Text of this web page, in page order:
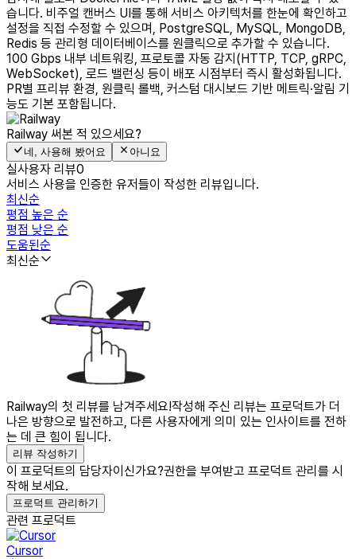
습니다. 비주얼 캔버스 UI를 통해 서비스 아키텍처를 한눈에 확인하고
설정을 직접 수정할 수 있으며, PostgreSQL, MySQL, MongoDB,
Redis 등 관리형 데이터베이스를 원클릭으로 추가할 수 있습니다.
100 Gbps 내부 네트워킹, 프로토콜 자동 감지(HTTP, TCP, gRPC,
WebSocket), 로드 밸런싱 등이 배포 시점부터 즉시 활성화됩니다.
PR별 프리뷰 환경, 원클릭 롤백, 커스텀 대시보드 기반 메트릭·알림 기
능도 기본 포함됩니다.
Railway 써본 적 있으세요?
네, 사용해 봤어요 아니요
실사용자 리뷰0
서비스 사용을 인증한 유저들이 작성한 리뷰입니다.
최신순
평점 높은 순
평점 낮은 순
도움된순
최신순
Railway의 첫 리뷰를 남겨주세요!작성해 주신 리뷰는 프로덕트가 더
나은 방향으로 발전하고, 다른 사용자에게 의미 있는 인사이트를 전하
는 데 큰 힘이 됩니다.
리뷰 작성하기
이 프로덕트의 담당자이신가요?권한을 부여받고 프로덕트 관리를 시
작해 보세요.
프로덕트 관리하기
관련 프로덕트
Cursor